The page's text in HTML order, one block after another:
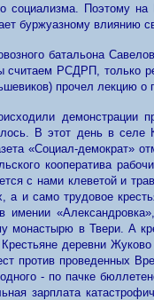
социализма. Поэтому
буржуазному влиянию
батальона
считаем РСДРП, только
прочел лекцию о
демонстрации
В этот день в селе
«Социал-демократ»
кооператива
с нами клеветой и
а и само трудовое
имении
монастырю в Твери. А
деревни
против проведенных
- по пачке
зарплата